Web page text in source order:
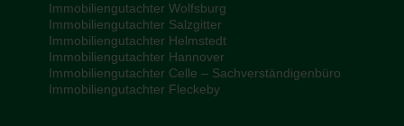
Immobiliengutachter Wolfsburg
Immobiliengutachter Salzgitter
Immobiliengutachter Helmstedt
Immobiliengutachter Hannover
Immobiliengutachter Celle – Sachverständigenbüro
Immobiliengutachter Fleckeby